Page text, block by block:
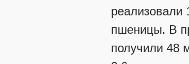
реализовали
пшеницы. В
получили 48